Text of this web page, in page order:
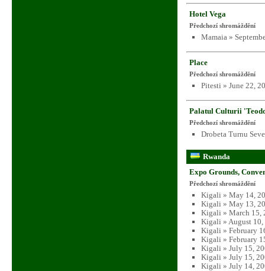
Hotel Vega
Předchozí shromáždění
Mamaia »
Place
Předchozí shromáždění
Pitesti » June 22,
Palatul Culturii
Předchozí shromáždění
Drobeta Turnu
Rwanda
Expo Grounds,
Předchozí shromáždění
Kigali » May 14,
Kigali » May 13,
Kigali » March 15,
Kigali » August
Kigali » February
Kigali » February
Kigali » July 15,
Kigali » July 15,
Kigali » July 14,